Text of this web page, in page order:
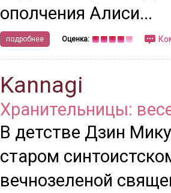
ополчения Алиси...
подробнее Оценка:
Kannagi
Хранительницы:
В детстве Дзин
старом
вечнозеленой